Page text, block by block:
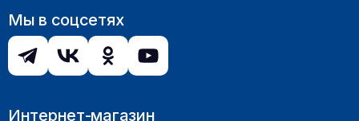
Мы в соцсетях
Интернет-магазин